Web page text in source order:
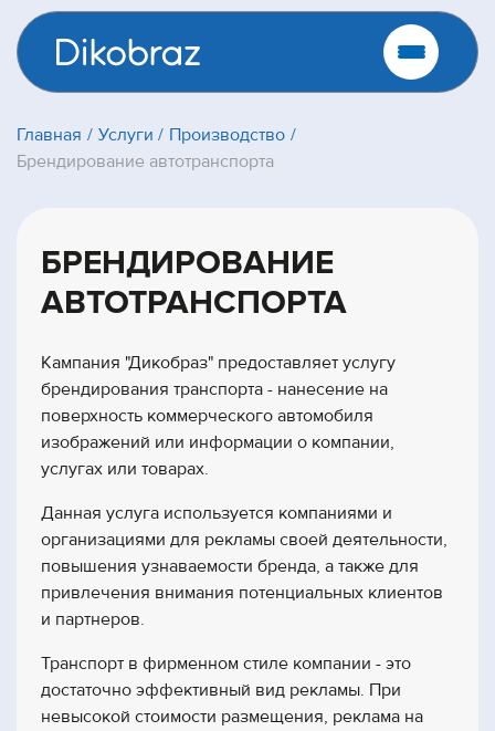
Главная Услуги
Производство
Брендирование автотранспорта
БРЕНДИРОВАНИЕ
АВТОТРАНСПОРТА
Кампания "Дикобраз" предоставляет услугу
брендирования транспорта - нанесение на
поверхность коммерческого автомобиля
изображений или информации о компании,
услугах или товарах.
Данная услуга используется компаниями и
организациями для рекламы своей деятельности,
повышения узнаваемости бренда, а также для
привлечения внимания потенциальных клиентов
и партнеров.
Транспорт в фирменном стиле компании - это
достаточно эффективный вид рекламы. При
невысокой стоимости размещения, реклама на